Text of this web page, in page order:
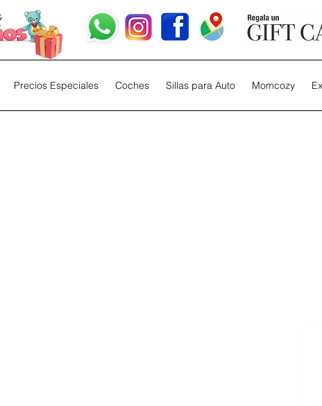
Precios Especiales Coches Sillas para Auto Momcozy